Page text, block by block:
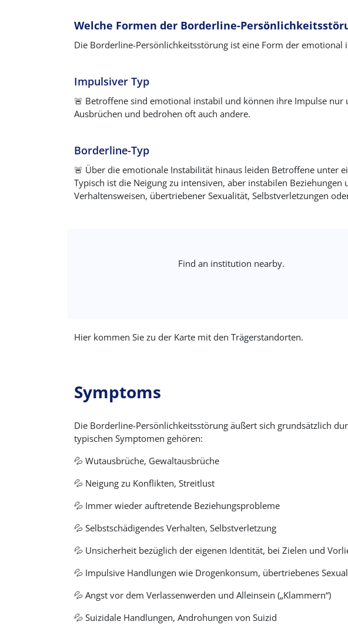
Welche Formen der Borderline-
Die Borderline-Persönlichkeitsstörung ist eine Form der
Impulsiver Typ
🚨 Betroffene sind emotional instabil und können ihre Impulse
Ausbrüchen und bedrohen oft auch andere.
Borderline-Typ
🚨 Über die emotionale Instabilität hinaus leiden Betroffene unter
Typisch ist die Neigung zu intensiven, aber instabilen
Verhaltensweisen, übertriebener Sexualität, Selbstverletzungen
Find an institution nearby.
Hier kommen Sie zu der Karte mit den Trägerstandorten.
Symptoms
Die Borderline-Persönlichkeitsstörung äußert sich grundsätzlich
typischen Symptomen gehören:
💦 Wutausbrüche, Gewaltausbrüche
💦 Neigung zu Konflikten, Streitlust
💦 Immer wieder auftretende Beziehungsprobleme
💦 Selbstschädigendes Verhalten, Selbstverletzung
💦 Unsicherheit bezüglich der eigenen Identität, bei Zielen und
💦 Impulsive Handlungen wie Drogenkonsum, übertriebenes
💦 Angst vor dem Verlassenwerden und Alleinsein („Klammern“)
💦 Suizidale Handlungen, Androhungen von Suizid